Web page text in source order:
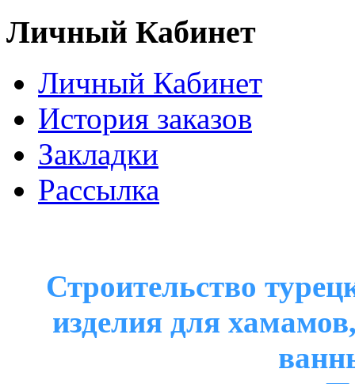
Личный Кабинет
Личный Кабинет
История заказов
Закладки
Рассылка
Строительство
изделия для